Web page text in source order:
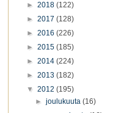
► 2018 (122)
► 2017 (128)
► 2016 (226)
► 2015 (185)
► 2014 (224)
► 2013 (182)
▼ 2012 (195)
►joulukuuta(16)